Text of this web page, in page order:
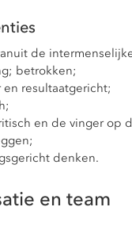
de
betrokken;
en resultaatgericht;
en de vinger op
denken.
en team